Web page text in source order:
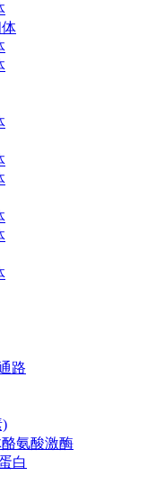
体
路
)
氨酸激酶
白